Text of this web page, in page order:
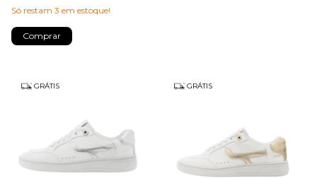
Só restam 3 em estoque!
Comprar
GRÁTIS GRÁTIS